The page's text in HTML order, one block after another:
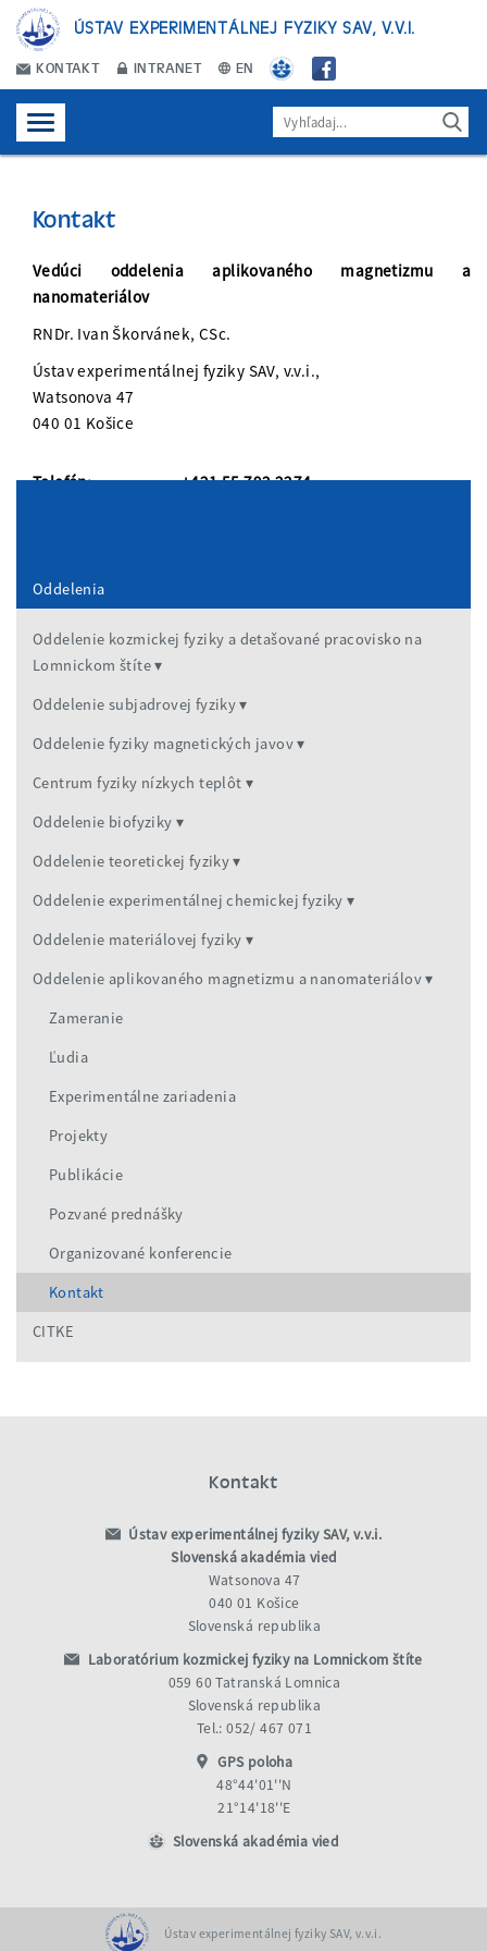
ÚSTAV EXPERIMENTÁLNEJ FYZIKY SAV, V.V.I.
KONTAKT INTRANET EN
Kontakt
Vedúci oddelenia aplikovaného magnetizmu a
nanomateriálov
RNDr. Ivan Škorvánek, CSc.
Ústav experimentálnej fyziky SAV, v.v.i.,
Watsonova 47
040 01 Košice
Telefón:
+421 55 792 2274
Oddelenia
Oddelenie kozmickej fyziky a detašované pracovisko na
Lomnickom štíte
Oddelenie subjadrovej fyziky
Oddelenie fyziky magnetických javov
Centrum fyziky nízkych teplôt
Oddelenie biofyziky
Oddelenie teoretickej fyziky
Oddelenie experimentálnej chemickej fyziky
Oddelenie materiálovej fyziky
Oddelenie aplikovaného magnetizmu a nanomateriálov
Zameranie
Ľudia
Experimentálne zariadenia
Projekty
Publikácie
Pozvané prednášky
Organizované konferencie
Kontakt
CITKE
Kontakt
Ústav experimentálnej fyziky SAV, v.v.i.
Slovenská akadémia vied
Watsonova 47
040 01 Košice
Slovenská republika
Laboratórium kozmickej fyziky na Lomnickom štíte
059 60 Tatranská Lomnica
Slovenská republika
Tel.: 052/ 467 071
GPS poloha
48°44'01''N
21°14'18''E
Slovenská akadémia vied
Ústav experimentálnej fyziky SAV, v.v.i.